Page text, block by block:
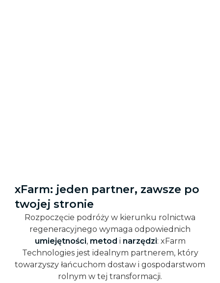
xFarm: jeden partner, zawsze po
twojej stronie
Rozpoczęcie podróży w kierunku rolnictwa
regeneracyjnego wymaga odpowiednich
umiejętności, metod i narzędzi: xFarm
Technologies jest idealnym partnerem, który
towarzyszy łańcuchom dostaw i gospodarstwom
rolnym w tej transformacji.